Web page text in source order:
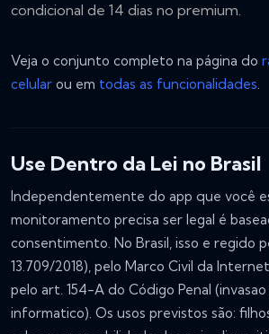
condicional de 14 dias no premium.
Veja o conjunto completo na página do
celular ou em todas as funcionalidades.
Use Dentro da Lei no Brasil
Independentemente do app que você
monitoramento precisa ser legal é
consentimento. No Brasil, isso e regido
13.709/2018), pelo Marco Civil da
pelo art. 154-A do Código Penal
informatico). Os usos previstos são: